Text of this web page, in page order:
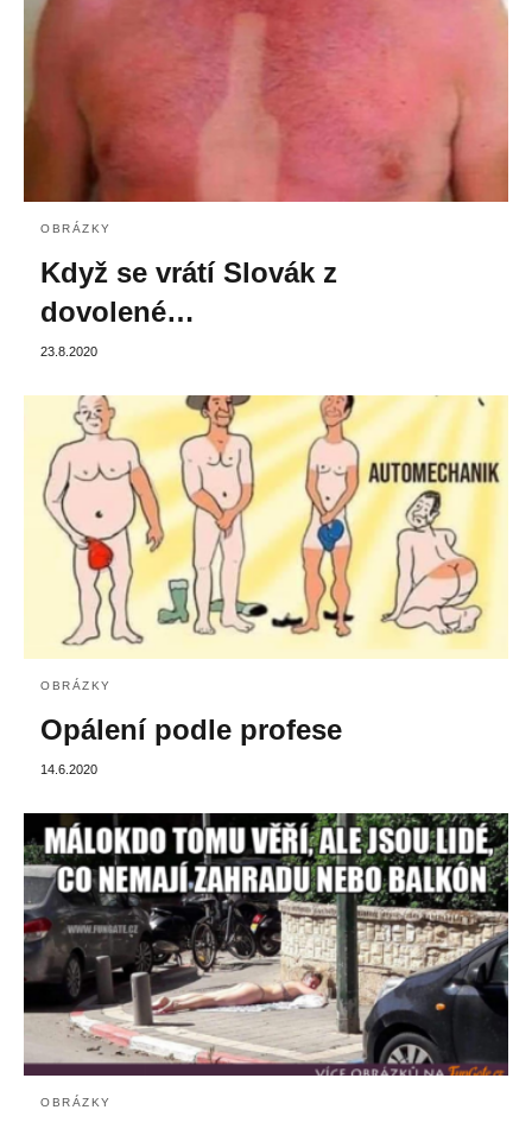
OBRÁZKY
Když se vrátí Slovák z
dovolené…
23.8.2020
OBRÁZKY
Opálení podle profese
14.6.2020
OBRÁZKY